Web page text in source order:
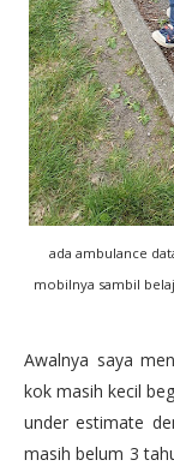
ada ambulance
mobilnya sambil
Awalnya saya
kok masih kecil
under estimate
masih belum 3